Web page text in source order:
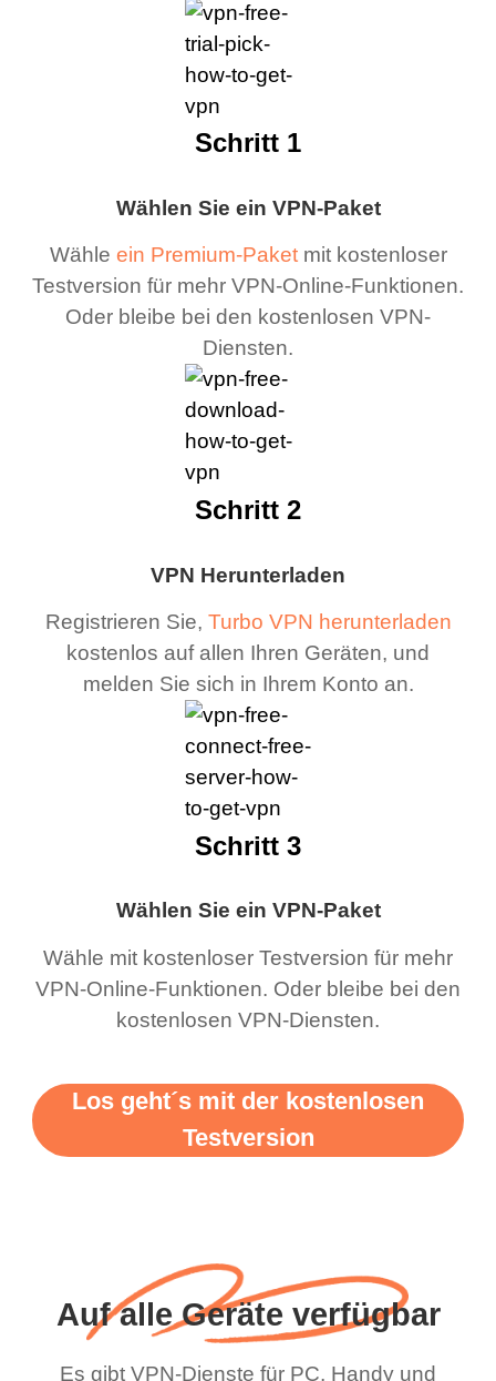
Wählen Sie ein VPN-Paket
Wähle ein Premium-Paketmit kostenloser
Testversion für mehr VPN-Online-Funktionen.
Oder bleibe bei den kostenlosen VPN-
Diensten.
Schritt 1
VPN Herunterladen
Registrieren Sie, Turbo VPN herunterladen
kostenlos auf allen Ihren Geräten, und
melden Sie sich in Ihrem Konto an.
Schritt 2
Wählen Sie ein VPN-Paket
Wähle mit kostenloser Testversion für mehr
VPN-Online-Funktionen. Oder bleibe bei den
kostenlosen VPN-Diensten.
Schritt 3
Los geht´s mit der kostenlosen
Testversion
Auf alle Geräte verfügbar
Es gibt VPN-Dienste für PC, Handy und